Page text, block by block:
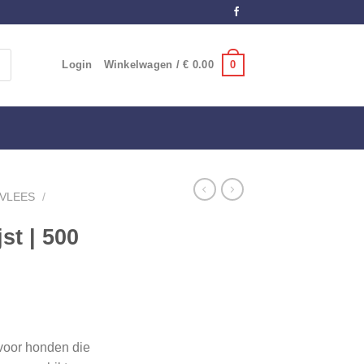
Login Winkelwagen /€ 0.00 0
/
| 500
honden die